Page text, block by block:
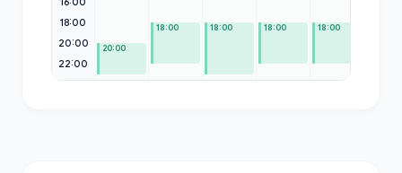
18:00
20:00
22:00
20:00
18:00 18:00 18:00 18:00